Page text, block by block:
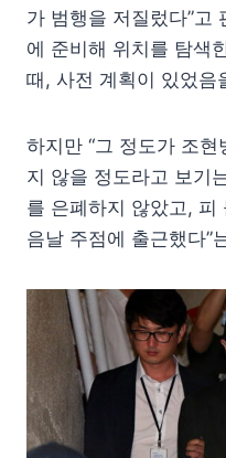
가 범행을 저질렀다”고
에 준비해 위치를 탐색
때, 사전 계획이 있었음
하지만 “그 정도가 조
지 않을 정도라고 보기
를 은폐하지 않았고, 피
음날 주점에 출근했다”